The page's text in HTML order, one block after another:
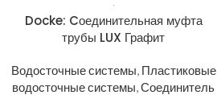
Docke: Cоединительная муфта
трубы LUX Графит
Водосточные системы, Пластиковые
водосточные системы,Соединитель